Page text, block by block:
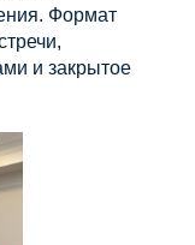
Формат
и закрытое